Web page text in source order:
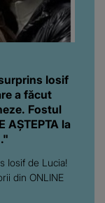
Iosif
a făcut
Fostul
AȘTEPTA la
Iosif de Lucia!
din ONLINE